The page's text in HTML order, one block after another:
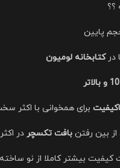
؟؟
پایین
درکتابخانه لومیون
برای همخوانی با اکثر
از بین رفتن بافت تکسچر در
کیفیت بیشتر کاملا از نو